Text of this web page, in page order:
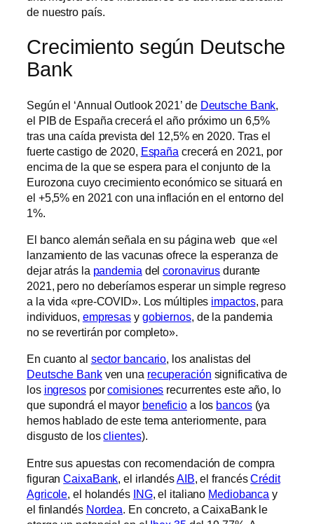
de nuestro país.
Crecimiento según Deutsche
Bank
Según el ‘Annual Outlook 2021’ de Deutsche Bank,
el PIB de España crecerá el año próximo un 6,5%
tras una caída prevista del 12,5% en 2020. Tras el
fuerte castigo de 2020, España crecerá en 2021, por
encima de la que se espera para el conjunto de la
Eurozona cuyo crecimiento económico se situará en
el +5,5% en 2021 con una inflación en el entorno del
1%.
El banco alemán señala en su página web que «el
lanzamiento de las vacunas ofrece la esperanza de
dejar atrás la pandemia delcoronavirus durante
2021, pero no deberíamos esperar un simple regreso
a la vida «pre-COVID». Los múltiples impactos, para
individuos, empresas y gobiernos, de la pandemia
no se revertirán por completo».
En cuanto al sector bancario, los analistas del
Deutsche Bankven una recuperación significativa de
los ingresosporcomisiones recurrentes este año, lo
que supondrá el mayor beneficioa los bancos(ya
hemos hablado de este tema anteriormente, para
disgusto de losclientes).
Entre sus apuestas con recomendación de compra
figuranCaixaBank , el irlandés AIB , el francésCrédit
Agricole , el holandés ING, el italiano Mediobanca y
el finlandés Nordea . En concreto, a CaixaBank le